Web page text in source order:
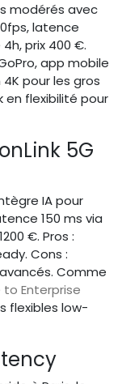
modérés avec
latence
prix 400 €.
app mobile
pour les gros
en flexibilité pour
5G
IA pour
150 ms via
€. Pros :
Cons :
Comme
Enterprise
flexibles low-